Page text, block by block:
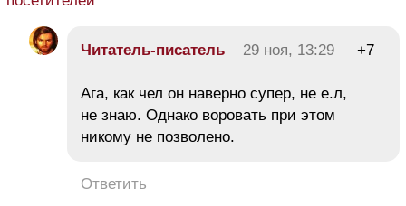
Читатель-писатель 29 ноя, 13:29 +7
Ага, как чел он наверно супер, не е.л,
не знаю. Однако воровать при этом
никому не позволено.
Ответить